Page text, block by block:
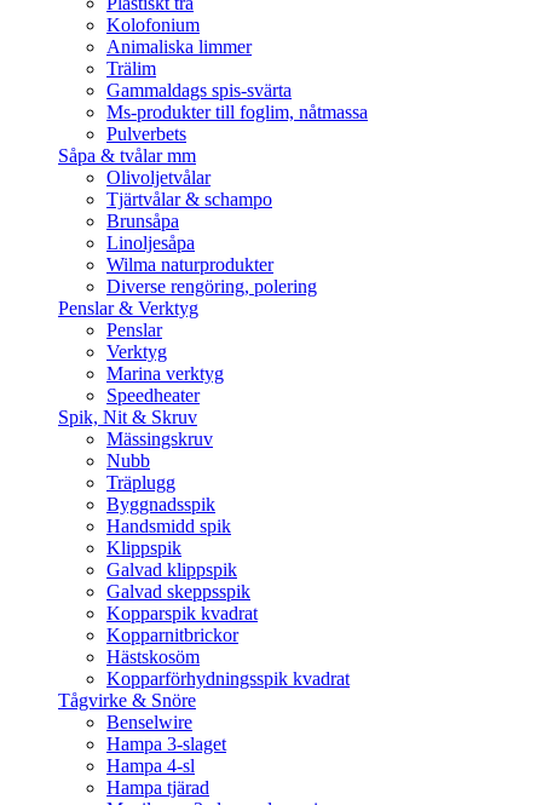
Kolofonium
Animaliska limmer
Trälim
Gammaldags spis-svärta
Ms-produkter till foglim, nåtmassa
Pulverbets
Såpa & tvålar mm
Olivoljetvålar
Tjärtvålar & schampo
Brunsåpa
Linoljesåpa
Wilma naturprodukter
Diverse rengöring, polering
Penslar & Verktyg
Penslar
Verktyg
Marina verktyg
Speedheater
Spik, Nit & Skruv
Mässingskruv
Nubb
Träplugg
Byggnadsspik
Handsmidd spik
Klippspik
Galvad klippspik
Galvad skeppsspik
Kopparspik kvadrat
Kopparnitbrickor
Hästskosöm
Kopparförhydningsspik kvadrat
Tågvirke & Snöre
Benselwire
Hampa 3-slaget
Hampa 4-sl
Hampa tjärad